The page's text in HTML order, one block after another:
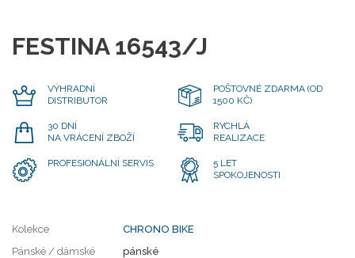
FESTINA 16543/J
VÝHRADNÍ
DISTRIBUTOR
POŠTOVNÉ ZDARMA (OD
1500 KČ)
30 DNÍ
NA VRÁCENÍ ZBOŽÍ
RYCHLÁ
REALIZACE
PROFESIONÁLNÍ SERVIS
5 LET
SPOKOJENOSTI
Kolekce
CHRONO BIKE
Pánské / dámské
pánské